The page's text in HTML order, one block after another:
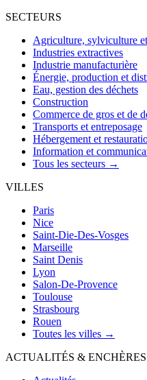
SECTEURS
Agriculture, sylviculture
Industries extractives
Industrie manufacturière
Énergie, production et
Eau, gestion des déchets
Construction
Commerce de gros et de
Transports et entreposage
Hébergement et
Information et
Tous les secteurs →
VILLES
Paris
Nice
Saint-Die-Des-Vosges
Marseille
Saint Denis
Lyon
Salon-De-Provence
Toulouse
Strasbourg
Rouen
Toutes les villes →
ACTUALITÉS & ENCHÈRES